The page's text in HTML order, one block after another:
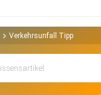
Verkehrsunfall Tipps.